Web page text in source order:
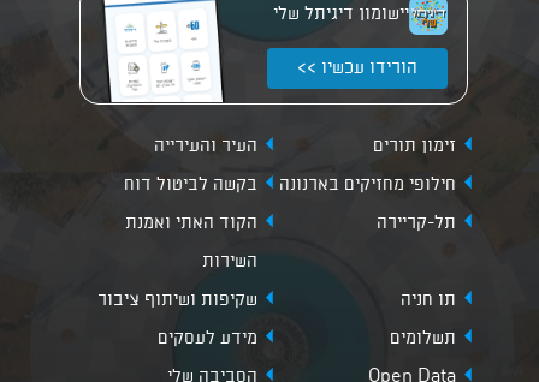
יישומון דיגיתל שלי
הורידו עכשיו >>
זימון תורים
העיר והעירייה
חילופי מחזיקים בארנונה
בקשה לביטול דוח
תל-קריירה
הקוד האתי ואמנת
השירות
תו חניה
שקיפות ושיתוף ציבור
תשלומים
מידע לעסקים
Open Data
הסביבה שלי